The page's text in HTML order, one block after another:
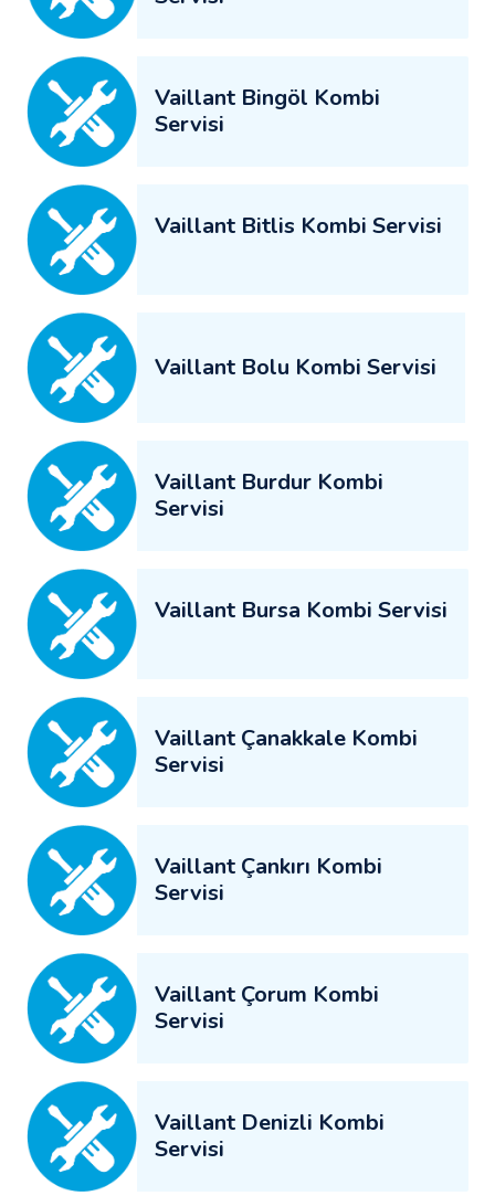
Vaillant Bingöl Kombi
Servisi
Vaillant Bitlis Kombi Servisi
Vaillant Bolu Kombi Servisi
Vaillant Burdur Kombi
Servisi
Vaillant Bursa Kombi Servisi
Vaillant Çanakkale Kombi
Servisi
Vaillant Çankırı Kombi
Servisi
Vaillant Çorum Kombi
Servisi
Vaillant Denizli Kombi
Servisi